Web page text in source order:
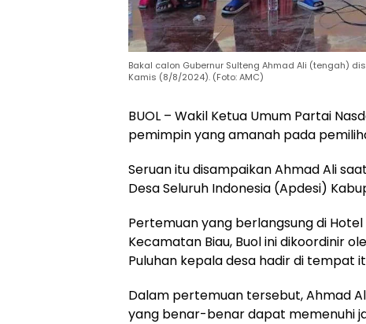
Bakal calon Gubernur Sulteng Ahmad Ali (tengah)
Kamis (8/8/2024). (Foto: AMC)
BUOL – Wakil Ketua Umum Partai
pemimpin yang amanah pada
Seruan itu disampaikan Ahmad Ali
Desa Seluruh Indonesia (Apdesi)
Pertemuan yang berlangsung di Hotel
Kecamatan Biau, Buol ini dikoordinir
Puluhan kepala desa hadir di tempat
Dalam pertemuan tersebut, Ahmad
yang benar-benar dapat memenuhi